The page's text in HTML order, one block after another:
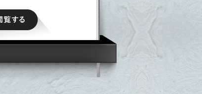
PDFで閲覧する